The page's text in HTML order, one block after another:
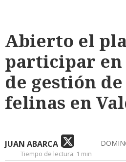
Abierto el
participar en
de gestión
felinas en
JUAN ABARCA
Tiempo de lectura: 1 min